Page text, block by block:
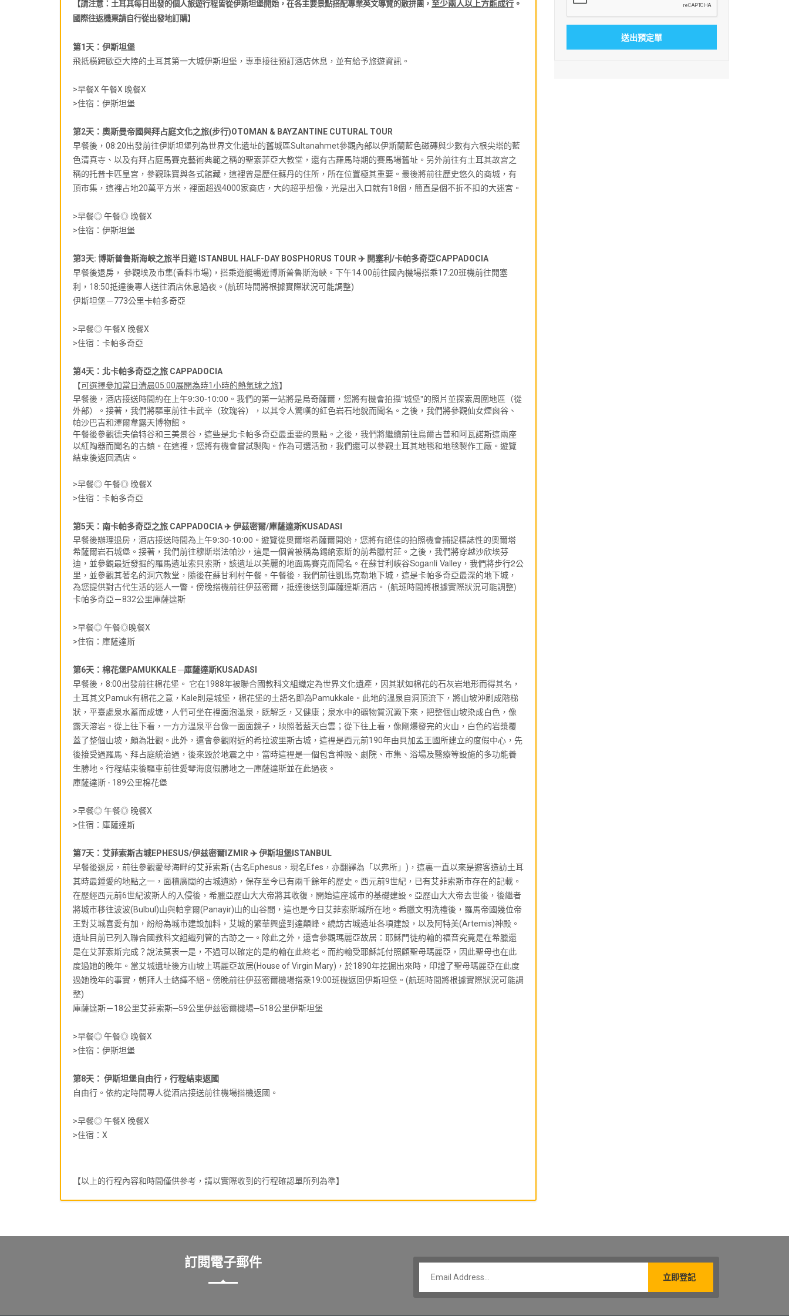
【請注意：土耳其每日出發的個人旅遊行程皆從伊斯坦堡開始，在各主要景點搭配專業英文導覽的散拚團， 至少兩人以上方能成行 。
國際往返機票請自行從出發地訂購】
第1天：伊斯坦堡
飛抵橫跨歐亞大陸的土耳其第一大城伊斯坦堡，專車接往預訂酒店休息，並有給予旅遊資訊。
>早餐X 午餐X 晚餐X
>住宿：伊斯坦堡
第2天：奧斯曼帝國與拜占庭文化之旅(步行)OTOMAN & BAYZANTINE CUTURAL TOUR
早餐後，08:20出發前往伊斯坦堡列為世界文化遺址的舊城區Sultanahmet參觀內部以伊斯蘭藍色磁磚與少數有六根尖塔的藍
色清真寺、以及有拜占庭馬賽克藝術典範之稱的聖索菲亞大教堂，還有古羅馬時期的賽馬場舊址。另外前往有土耳其故宮之
稱的托普卡匹皇宮，參觀珠寶與各式館藏，這裡曾是歷任蘇丹的住所，所在位置極其重要。最後將前往歷史悠久的商城，有
頂市集，這裡占地20萬平方米，裡面超過4000家商店，大的超乎想像，光是出入口就有18個，簡直是個不折不扣的大迷宮。
>早餐◎ 午餐◎ 晚餐X
>住宿：伊斯坦堡
第3天: 博斯普鲁斯海峡之旅半日遊 ISTANBUL HALF-DAY BOSPHORUS TOUR ✈️ 開塞利/卡帕多奇亞CAPPADOCIA
早餐後退房， 參觀埃及市集(香料市場)，搭乘遊艇暢遊博斯普魯斯海峽。下午14:00前往國內機場搭乘17:20班機前往開塞
利，18:50抵達後專人送往酒店休息過夜。(航班時間將根據實際狀況可能調整)
伊斯坦堡－773公里卡帕多奇亞
>早餐◎ 午餐X 晚餐X
>住宿：卡帕多奇亞
第4天：北卡帕多奇亞之旅 CAPPADOCIA
【可選擇參加當日清晨05:00展開為時1小時的熱氣球之旅】
早餐後，酒店接送時間約在上午9:30-10:00。我們的第一站將是烏奇薩爾，您將有機會拍攝"城堡"的照片並探索周圍地區（從
外部）。接著，我們將驅車前往卡武辛（玫瑰谷），以其令人驚嘆的紅色岩石地貌而聞名。之後，我們將參觀仙女煙囪谷、
帕沙巴吉和澤爾韋露天博物館。
午餐後參觀德夫倫特谷和三美景谷，這些是北卡帕多奇亞最重要的景點。之後，我們將繼續前往烏爾古普和阿瓦諾斯這兩座
以紅陶器而聞名的古鎮。在這裡，您將有機會嘗試製陶。作為可選活動，我們還可以參觀土耳其地毯和地毯製作工廠。遊覽
結束後返回酒店。
>早餐◎ 午餐◎ 晚餐X
>住宿：卡帕多奇亞
第5天：南卡帕多奇亞之旅 CAPPADOCIA ✈️ 伊茲密爾/庫薩達斯KUSADASI
早餐後辦理退房，酒店接送時間為上午9:30-10:00。遊覽從奧爾塔希薩爾開始，您將有絕佳的拍照機會捕捉標誌性的奧爾塔
希薩爾岩石城堡。接著，我們前往穆斯塔法帕沙，這是一個曾被稱為錫納索斯的前希臘村莊。之後，我們將穿越沙欣埃芬
迪，並參觀最近發掘的羅馬遺址索貝索斯，該遺址以美麗的地面馬賽克而聞名。 在蘇甘利峽谷Soganli Valley ，我們將步行2公
里，並參觀其著名的洞穴教堂，隨後在蘇甘利村午餐。午餐後，我們前往凱馬克勒地下城，這是卡帕多奇亞最深的地下城，
為您提供對古代生活的迷人一瞥。 傍晚搭機前往伊茲密爾，抵達後送到庫薩達斯酒店。 (航班時間將根據實際狀況可能調整)
卡帕多奇亞－832公里庫薩達斯
>早餐◎ 午餐◎晚餐X
>住宿：庫薩達斯
第6天：棉花堡PAMUKKALE ─庫薩達斯KUSADASI
早餐後，8:00出發前往棉花堡。 它在1988年被聯合國教科文組織定為世界文化遺產，因其狀如棉花的石灰岩地形而得其名，
土耳其文Pamuk有棉花之意，Kale則是城堡，棉花堡的土語名即為Pamukkale。此地的溫泉自洞頂流下，將山坡沖刷成階梯
狀，平臺處泉水蓄而成塘，人們可坐在裡面泡溫泉，既解乏，又健康；泉水中的礦物質沉澱下來，把整個山坡染成白色，像
露天溶岩。從上往下看，一方方溫泉平台像一面面鏡子，映照著藍天白雲；從下往上看，像剛爆發完的火山，白色的岩漿覆
蓋了整個山坡，頗為壯觀。此外，還會參觀附近的希拉波里斯古城，這裡是西元前190年由貝加孟王國所建立的度假中心，先
後接受過羅馬、拜占庭統治過，後來毀於地震之中，當時這裡是一個包含神殿、劇院、市集、浴場及醫療等設施的多功能養
生勝地。行程結束後驅車前往愛琴海度假勝地之一庫薩達斯並在此過夜。
庫薩達斯 - 189公里棉花堡
>早餐◎ 午餐◎ 晚餐X
>住宿：庫薩達斯
第7天：艾菲索斯古城EPHESUS/伊兹密爾IZMIR ✈️ 伊斯坦堡ISTANBUL
早餐後退房，前往參觀愛琴海畔的艾菲索斯 (古名Ephesus，現名Efes，亦翻譯為「以弗所」)，這裏一直以來是遊客造訪土耳
其時最鍾愛的地點之一，面積廣闊的古城遺跡，保存至今已有兩千餘年的歷史。西元前9世紀，已有艾菲索斯市存在的記載。
在歷經西元前6世紀波斯人的入侵後，希臘亞歷山大大帝將其收復，開始這座城市的基礎建設。亞歷山大大帝去世後，後繼者
將城市移往波波(Bulbul)山與帕拿爾(Panayir)山的山谷間，這也是今日艾菲索斯城所在地。希臘文明洗禮後，羅馬帝國幾位帝
王對艾城喜愛有加，紛紛為城市建設加料，艾城的繁華興盛到達顛峰。繞訪古城遺址各項建設，以及阿特美(Artemis)神殿。
遺址目前已列入聯合國教科文組織列管的古跡之一。除此之外，還會參觀瑪麗亞故居：耶穌門徒約翰的福音究竟是在希臘還
是在艾菲索斯完成？說法莫衷一是，不過可以確定的是約翰在此終老。而約翰受耶穌託付照顧聖母瑪麗亞，因此聖母也在此
度過她的晚年。當艾城遺址後方山坡上瑪麗亞故居(House of Virgin Mary)，於1890年挖掘出來時，印證了聖母瑪麗亞在此度
過她晚年的事實，朝拜人士絡繹不絕。傍晚前往伊茲密爾機場搭乘19:00班機返回伊斯坦堡。(航班時間將根據實際狀況可能調
整)
庫薩達斯－18公里艾菲索斯─59公里伊兹密爾機場─518公里伊斯坦堡
>早餐◎ 午餐◎ 晚餐X
>住宿：伊斯坦堡
第8天： 伊斯坦堡自由行，行程結束返國
自由行。依約定時間專人從酒店接送前往機場搭機返國。
>早餐◎ 午餐X 晚餐X
>住宿：X
【以上的行程內容和時間僅供參考，請以實際收到的行程確認單所列為準】
訂閱電子郵件